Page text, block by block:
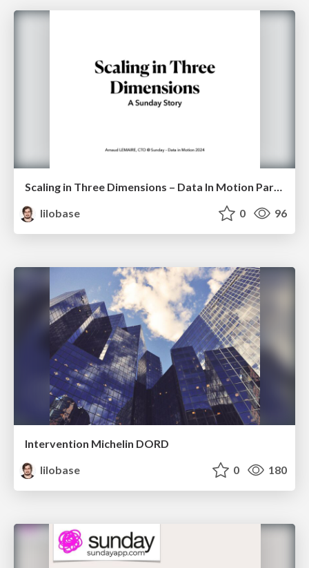
Scaling in Three Dimensions – Data In Motion Paris 2024
lilobase
0 96
Intervention Michelin DORD
lilobase
0 180